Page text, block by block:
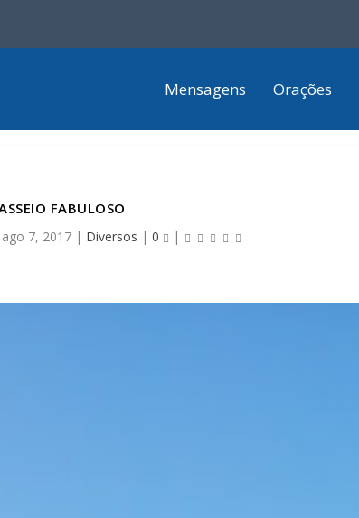
Mensagens Orações
FABULOSO
ago 7, 2017| Diversos | 0 |